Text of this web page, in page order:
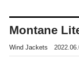
Montane
Wind Jackets